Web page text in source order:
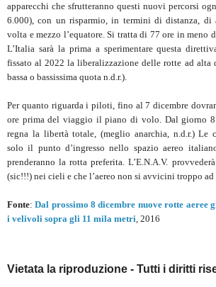
apparecchi che sfrutteranno questi nuovi percorsi
6.000), con un risparmio, in termini di distanza, di
volta e mezzo l’equatore. Si tratta di 77 ore in meno
L’Italia sarà la prima a sperimentare questa
fissato al 2022 la liberalizzazione delle rotte ad alta
bassa o bassissima quota n.d.r.).
Per quanto riguarda i piloti, fino al 7 dicembre
ore prima del viaggio il piano di volo. Dal giorno 8
regna la libertà totale, (meglio anarchia, n.d.r.) Le
solo il punto d’ingresso nello spazio aereo
prenderanno la rotta preferita. L’E.N.A.V.
(sic!!!) nei cieli e che l’aereo non si avvicini troppo
Fonte:Dal prossimo 8 dicembre nuove rotte aeree
i velivoli sopra gli 11 mila metri, 2016
Vietata la riproduzione - Tutti i diritti